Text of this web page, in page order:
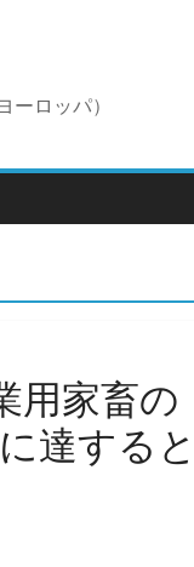
ロッパ）
用家畜の
達すると